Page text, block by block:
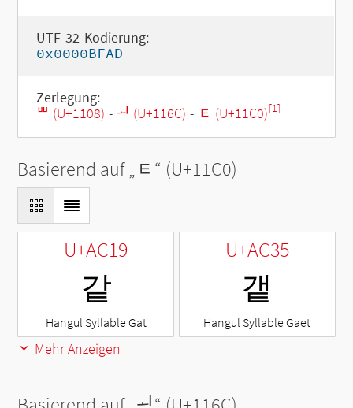
UTF-32-Kodierung:
0x0000BFAD
Zerlegung:
ᄈ (U+1108) - ᅬ (U+116C) - ᇀ (U+11C0)[1]
Basierend auf „ ᇀ “ (U+11C0)
U+AC19
같
Hangul Syllable Gat
U+AC35
갵
Hangul Syllable Gaet
Mehr Anzeigen